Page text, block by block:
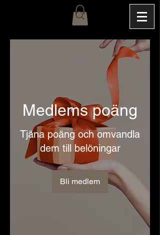
Medlems poäng
Tjäna poäng och omvandla
dem till belöningar
Bli medlem